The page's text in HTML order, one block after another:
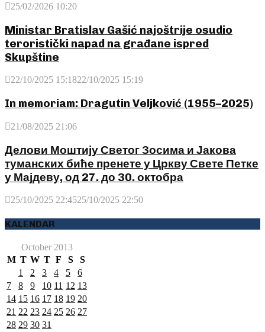
25/02/2026 10:20
Ministar Bratislav Gašić najoštrije osudio
teroristički napad na građane ispred
Skupštine
22/10/2025 15:1822/10/2025 15:19
In memoriam: Dragutin Veljković (1955–2025)
21/08/2025 21:06
Делови Моштију Светог Зосима и Јакова
туманских биће пренете у Цркву Свете Петке
у Мајдеву, од 27. до 30. октобра
25/10/2025 22:4525/10/2025 22:50
KALENDAR
October 2013
M T W T F S
S
1
2 3 4 5
6
7
8 9 10 11 12 13
14 15 16 17 18 19 20
21 22 23 24 25 26 27
28 29 30 31